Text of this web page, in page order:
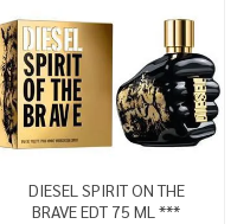
DIESEL SPIRIT ON THE
BRAVE EDT 75 ML ***